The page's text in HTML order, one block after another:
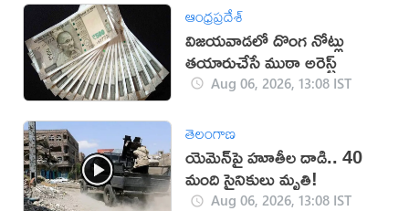
ఆంధ్రప్రదేశ్
విజయవాడలో దొంగ నోట్లు
తయారుచేసే ముఠా అరెస్ట్
Aug 06, 2026, 13:08 IST
తెలంగాణ
యెమెన్‌పై హూతీల దాడి.. 40
మంది సైనికులు మృతి!
Aug 06, 2026, 13:08 IST